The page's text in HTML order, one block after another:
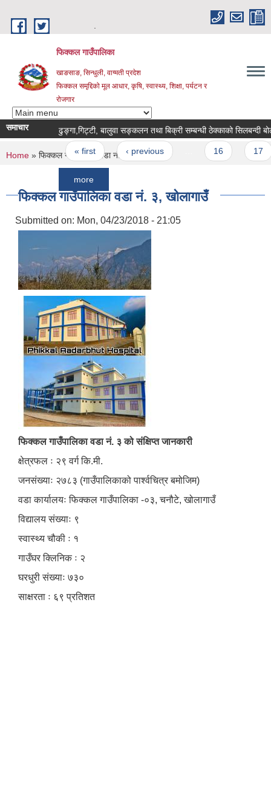
फिक्कल गाउँपालिका
खाङसाङ, सिन्धुली, वाग्मती प्रदेश
फिक्कल समृद्दिको मूल आधार, कृषि, स्वास्थ्य, शिक्षा, पर्यटन र
रोजगार
समाचार ढुङ्गा,गिट्टी, बालुवा सङ्कलन तथा बिक्री सम्बन्धी ठेक्काको सिलबन्दी बोलपत्र
Pages
« first ‹ previous …
You are here
Home » फिक्कल गाउँपालिका वडा नं. ३, खोलागाउँ
फिक्कल गाउँपालिका वडा नं. ३, खोलागाउँ
Submitted on: Mon, 04/23/2018 - 21:05
फिक्कल गाउँपालिका वडा नं. ३ को संक्षिप्त जानकारी
क्षेत्रफल ः २९ वर्ग कि.मी.
जनसंख्याः २७८३ (गाउँपालिकाको पार्श्वचित्र बमोजिम)
वडा कार्यालयः फिक्कल गाउँपालिका -०३, चनौटे, खोलागाउँ
विद्यालय संख्याः ९
स्वास्थ्य चौकी ः १
गाउँघर क्लिनिक ः २
घरधुरी संख्याः ७३०
साक्षरता ः ६९ प्रतिशत